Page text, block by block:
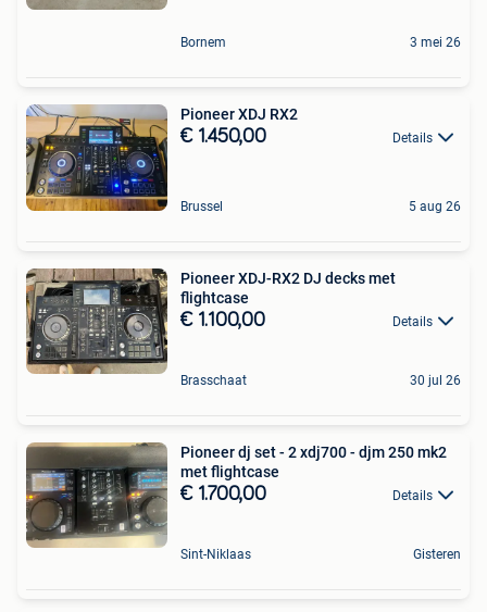
Bornem 3 mei 26
Pioneer XDJ RX2
€ 1.450,00 Details
Brussel 5 aug 26
Pioneer XDJ-RX2 DJ decks met
flightcase
€ 1.100,00 Details
Brasschaat 30 jul 26
Pioneer dj set - 2 xdj700 - djm 250 mk2
met flightcase
€ 1.700,00 Details
Sint-Niklaas Gisteren